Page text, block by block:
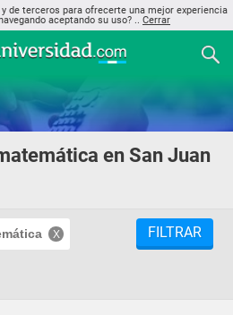
de terceros para ofrecerte una mejor experiencia
aceptando su uso? .. Cerrar
en San Juan
FILTRAR